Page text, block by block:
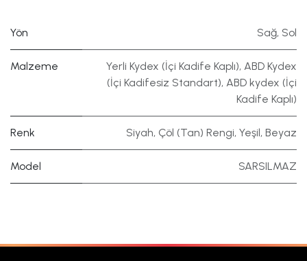
Yön Sağ, Sol
Malzeme Yerli Kydex (İçi Kadife Kaplı), ABD Kydex
(İçi Kadifesiz Standart), ABD kydex (İçi
Kadife Kaplı)
Renk Siyah, Çöl (Tan) Rengi, Yeşil, Beyaz
Model SARSILMAZ